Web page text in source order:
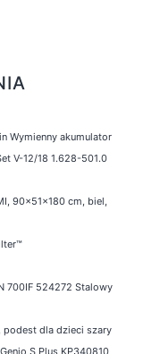
Wymienny akumulator
V-12/18 1.628-501.0
90x51x180 cm, biel,
700IF 524272 Stalowy
podest dla dzieci szary
S Plus KP340810